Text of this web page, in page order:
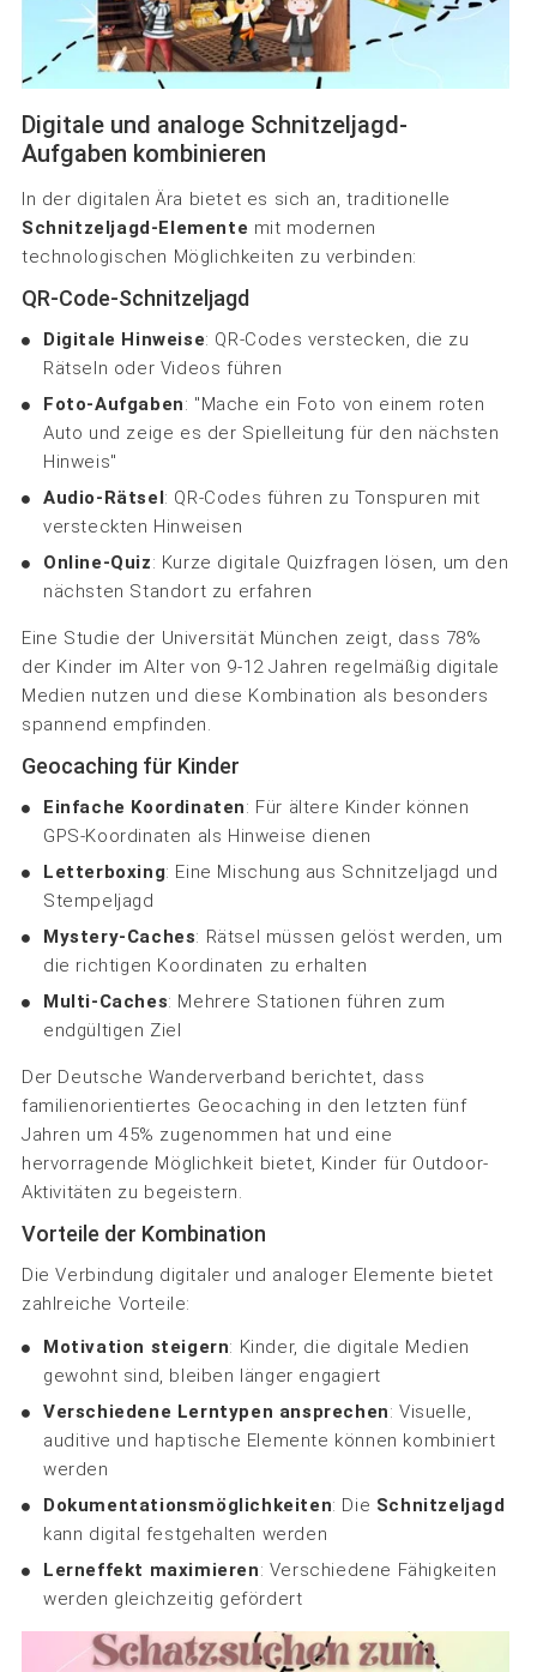
Digitale und analoge Schnitzeljagd-
Aufgaben kombinieren
In der digitalen Ära bietet es sich an, traditionelle
Schnitzeljagd-Elemente mit modernen
technologischen Möglichkeiten zu verbinden:
QR-Code-Schnitzeljagd
Digitale Hinweise: QR-Codes verstecken, die zu
Rätseln oder Videos führen
Foto-Aufgaben: "Mache ein Foto von einem roten
Auto und zeige es der Spielleitung für den nächsten
Hinweis"
Audio-Rätsel: QR-Codes führen zu Tonspuren mit
versteckten Hinweisen
Online-Quiz: Kurze digitale Quizfragen lösen, um den
nächsten Standort zu erfahren
Eine Studie der Universität München zeigt, dass 78%
der Kinder im Alter von 9-12 Jahren regelmäßig digitale
Medien nutzen und diese Kombination als besonders
spannend empfinden.
Geocaching für Kinder
Einfache Koordinaten: Für ältere Kinder können
GPS-Koordinaten als Hinweise dienen
Letterboxing: Eine Mischung aus Schnitzeljagd und
Stempeljagd
Mystery-Caches: Rätsel müssen gelöst werden, um
die richtigen Koordinaten zu erhalten
Multi-Caches: Mehrere Stationen führen zum
endgültigen Ziel
Der Deutsche Wanderverband berichtet, dass
familienorientiertes Geocaching in den letzten fünf
Jahren um 45% zugenommen hat und eine
hervorragende Möglichkeit bietet, Kinder für Outdoor-
Aktivitäten zu begeistern.
Vorteile der Kombination
Die Verbindung digitaler und analoger Elemente bietet
zahlreiche Vorteile:
Motivation steigern: Kinder, die digitale Medien
gewohnt sind, bleiben länger engagiert
Verschiedene Lerntypen ansprechen: Visuelle,
auditive und haptische Elemente können kombiniert
werden
Dokumentationsmöglichkeiten: Die Schnitzeljagd
kann digital festgehalten werden
Lerneffekt maximieren: Verschiedene Fähigkeiten
werden gleichzeitig gefördert